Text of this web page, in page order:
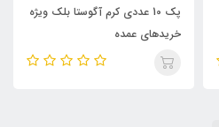
کرم یورما ضد لک و سفید کننده
بدن آگوستا